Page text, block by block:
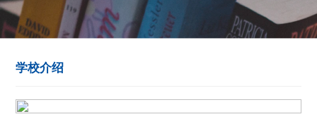
学校介绍